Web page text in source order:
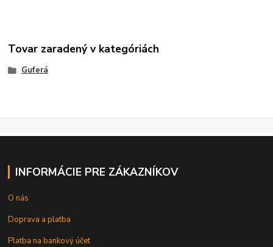
Tovar zaradený v kategóriách
Guferá
INFORMÁCIE PRE ZÁKAZNÍKOV
O nás
Doprava a platba
Platba na bankový účet